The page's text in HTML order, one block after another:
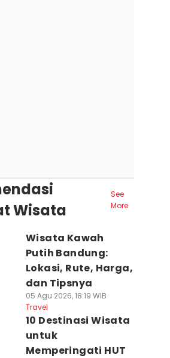
Wisata
See
More
Wisata Kawah
Putih Bandung:
Lokasi, Rute, Harga,
dan Tipsnya
05 Agu 2026, 18:19 WIB
Travel
10 Destinasi Wisata
untuk
Memperingati HUT